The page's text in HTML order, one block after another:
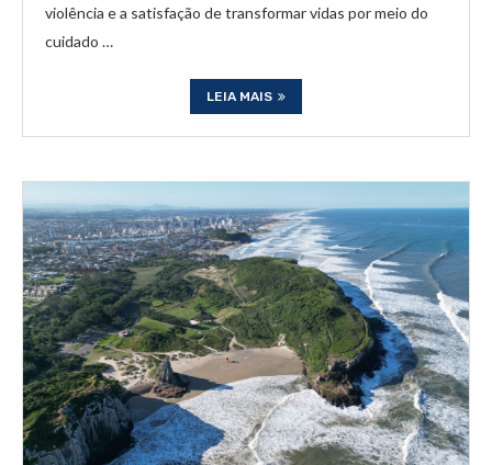
violência e a satisfação de transformar vidas por meio do
cuidado …
LEIA MAIS